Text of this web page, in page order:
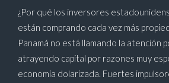
¿Por qué los inversores
están comprando cada vez más
Panamá no está llamando la atención
atrayendo capital por razones muy
economía dolarizada. Fuertes